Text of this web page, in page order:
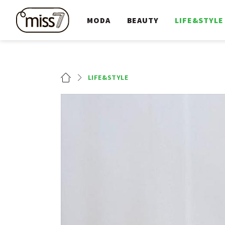
MODA BEAUTY LIFE&STYLE
LIFE&STYLE